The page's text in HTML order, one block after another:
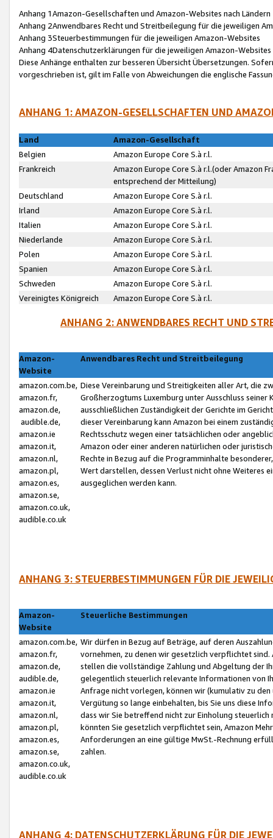
Anhang 1Amazon-Gesellschaften und Amazon-Websites nach Ländern
Anhang 2Anwendbares Recht und Streitbeilegung für die jeweiligen
Anhang 3Steuerbestimmungen für die jeweiligen Amazon-Websites
Anhang 4Datenschutzerklärungen für die jeweiligen Amazon-Websites
Diese Anhänge enthalten zur besseren Übersicht Übersetzungen.
vorgeschrieben ist, gilt im Falle von Abweichungen die englische
ANHANG 1: AMAZON-GESELLSCHAFTEN UND
Land
Amazon-Gesellschaft
Belgien
Amazon Europe Core S.à r.l.
Frankreich
Amazon Europe Core S.à r.l.(oder Amazon
entsprechend der Mitteilung)
Deutschland
Amazon Europe Core S.à r.l.
Irland
Amazon Europe Core S.à r.l.
Italien
Amazon Europe Core S.à r.l.
Niederlande
Amazon Europe Core S.à r.l.
Polen
Amazon Europe Core S.à r.l.
Spanien
Amazon Europe Core S.à r.l.
Schweden
Amazon Europe Core S.à r.l.
Vereinigtes Königreich
Amazon Europe Core S.à r.l.
ANHANG 2: ANWENDBARES RECHT UND
Amazon-
Website
Anwendbares Recht und Streitbeilegung
amazon.com.be,
amazon.fr,
amazon.de,
audible.de,
amazon.ie
amazon.it,
amazon.nl,
amazon.pl,
amazon.es,
amazon.se,
amazon.co.uk,
audible.co.uk
Diese Vereinbarung und Streitigkeiten aller Art, die
Großherzogtums Luxemburg unter Ausschluss
ausschließlichen Zuständigkeit der Gerichte im
dieser Vereinbarung kann Amazon bei einem
Rechtsschutz wegen einer tatsächlichen oder
Amazon oder einer anderen natürlichen oder
Rechte in Bezug auf die Programminhalte
Wert darstellen, dessen Verlust nicht ohne Weiteres
ausgeglichen werden kann.
ANHANG 3: STEUERBESTIMMUNGEN FÜR DIE
Amazon-
Website
Steuerliche Bestimmungen
amazon.com.be,
amazon.fr,
amazon.de,
audible.de,
amazon.ie
amazon.it,
amazon.nl,
amazon.pl,
amazon.es,
amazon.se,
amazon.co.uk,
audible.co.uk
Wir dürfen in Bezug auf Beträge, auf deren
vornehmen, zu denen wir gesetzlich verpflichtet
stellen die vollständige Zahlung und Abgeltung der
gelegentlich steuerlich relevante Informationen von
Anfrage nicht vorlegen, können wir (kumulativ zu
Vergütung so lange einbehalten, bis Sie uns diese
dass wir Sie betreffend nicht zur Einholung
könnten Sie gesetzlich verpflichtet sein, Amazon
Anforderungen an eine gültige MwSt.-Rechnung
zahlen.
ANHANG 4: DATENSCHUTZERKLÄRUNG FÜR DIE